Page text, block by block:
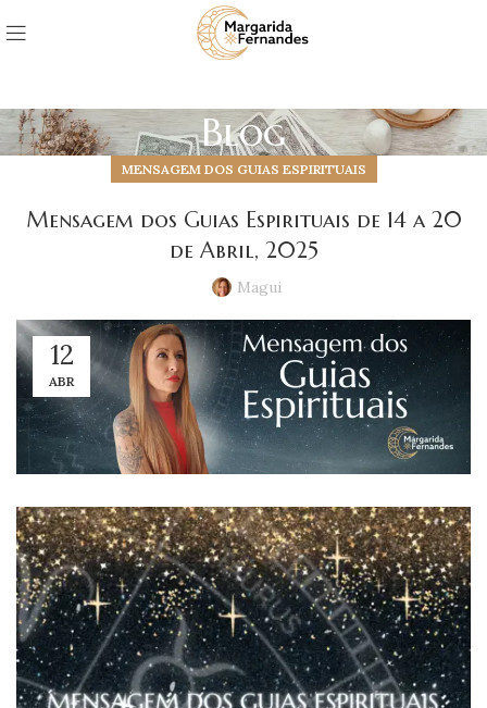
Blog
MENSAGEM DOS GUIAS ESPIRITUAIS
Mensagem dos Guias Espirituais de 14 a 20
de Abril, 2025
Magui
12
ABR